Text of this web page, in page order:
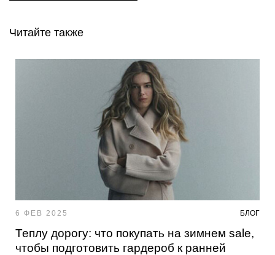
Читайте также
6 ФЕВ 2025 БЛОГ
Теплу дорогу: что покупать на зимнем sale,
чтобы подготовить гардероб к ранней